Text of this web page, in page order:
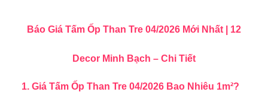
Báo Giá Tấm Ốp Than Tre 04/2026 Mới Nhất | 12
Decor Minh Bạch – Chi Tiết
1. Giá Tấm Ốp Than Tre 04/2026 Bao Nhiêu 1m²?